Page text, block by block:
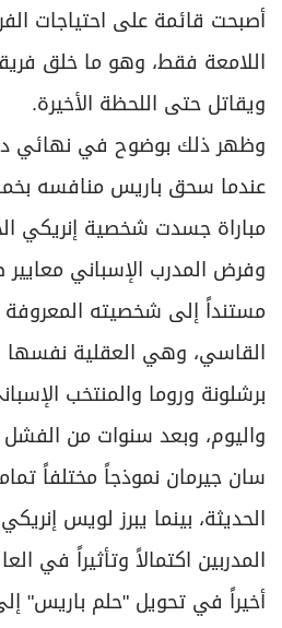
أصبحت قائمة على احتياجات
اللامعة فقط، وهو ما خلق
ويقاتل حتى اللحظة الأخيرة.
وظهر ذلك بوضوح في نهائي
عندما سحق باريس منافسه
مباراة جسدت شخصية إنريكي
وفرض المدرب الإسباني معايير
مستنداً إلى شخصيته المعروفة
القاسي، وهي العقلية
برشلونة وروما والمنتخب
واليوم، وبعد سنوات من الفشل
سان جيرمان نموذجاً مختلفاً
الحديثة، بينما يبرز لويس إنريكي
المدربين اكتمالاً وتأثيراً في
أخيراً في تحويل "حلم باريس"